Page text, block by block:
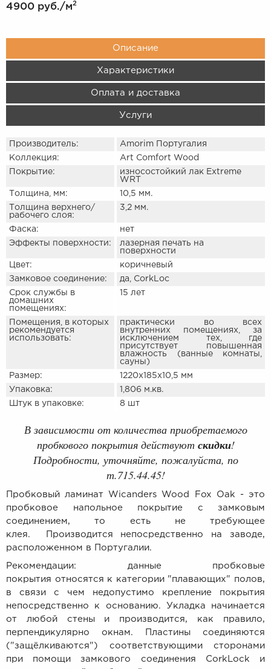
4900 руб./м2
Описание
Характеристики
Оплата и доставка
Услуги
Производитель:
Amorim Португалия
Коллекция:
Art Comfort Wood
Покрытие:
износостойкий лак Extreme
WRT
Толщина, мм:
10,5 мм.
Толщина верхнего/
рабочего слоя:
3,2 мм.
Фаска:
нет
Эффекты поверхности:
лазерная печать на
поверхности
Цвет:
коричневый
Замковое соединение:
да, CorkLoc
Срок службы в
домашних
помещениях:
15 лет
Помещения, в которых
рекомендуется
использовать:
практически во всех
внутренних помещениях, за
исключением тех, где
присутствует повышенная
влажность (ванные комнаты,
сауны)
Размер:
1220х185х10,5 мм
Упаковка:
1,806 м.кв.
Штук в упаковке:
8 шт
В зависимости от количества приобретаемого
пробкового покрытия действуют скидки!
Подробности, уточняйте, пожалуйста, по
т.715.44.45!
Пробковый ламинат Wicanders Wood Fox Oak - это
пробковое напольное покрытие с замковым
соединением, то есть не требующее
клея. Производится непосредственно на заводе,
расположенном в Португалии.
Рекомендации: данные пробковые
покрытия относятся к категории "плавающих" полов,
в связи с чем недопустимо крепление покрытия
непосредственно к основанию. Укладка начинается
от любой стены и производится, как правило,
перпендикулярно окнам. Пластины соединяются
("защёлкиваются") соответствующими сторонами
при помощи замкового соединения CorkLock и